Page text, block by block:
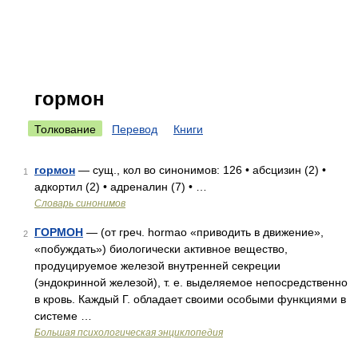
гормон
Толкование Перевод Книги
1 гормон — сущ., кол во синонимов: 126 • абсцизин (2) •
адкортил (2) • адреналин (7) • …
Словарь синонимов
2 ГОРМОН — (от греч. hormao «приводить в движение»,
«побуждать») биологически активное вещество,
продуцируемое железой внутренней секреции
(эндокринной железой), т. е. выделяемое непосредственно
в кровь. Каждый Г. обладает своими особыми функциями в
системе …
Большая психологическая энциклопедия